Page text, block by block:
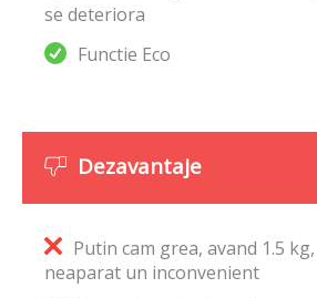
se deteriora
Functie Eco
Dezavantaje
Putin cam grea, avand 1.5
neaparat un inconvenient